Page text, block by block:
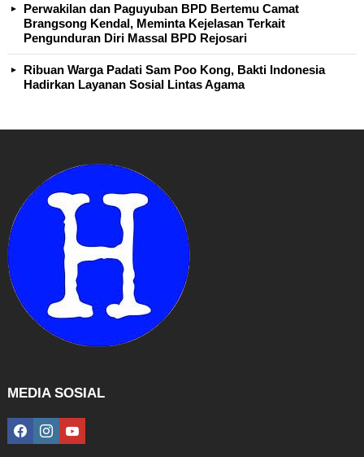
Perwakilan dan Paguyuban BPD Bertemu Camat
Brangsong Kendal, Meminta Kejelasan Terkait
Pengunduran Diri Massal BPD Rejosari
Ribuan Warga Padati Sam Poo Kong, Bakti Indonesia
Hadirkan Layanan Sosial Lintas Agama
MEDIA SOSIAL
facebookinstagramyoutube